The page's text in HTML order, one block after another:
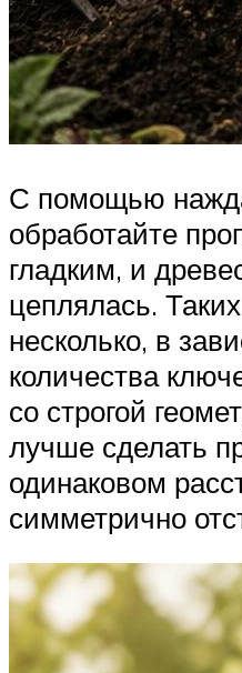
С помощью
обработайте
гладким, и
цеплялась.
несколько, в
количества
со строгой
лучше сделать
одинаковом
симметрично